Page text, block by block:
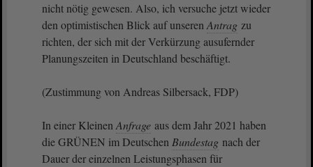
nicht nötig gewesen. Also, ich versuche jetzt wieder
den optimistischen Blick auf unseren Antrag zu
richten, der sich mit der Verkürzung ausufernder
Planungszeiten in Deutschland beschäftigt.
(Zustimmung von Andreas Silbersack, FDP)
In einer Kleinen Anfrage aus dem Jahr 2021 haben
die GRÜNEN im Deutschen Bundestag nach der
Dauer der einzelnen Leistungsphasen für